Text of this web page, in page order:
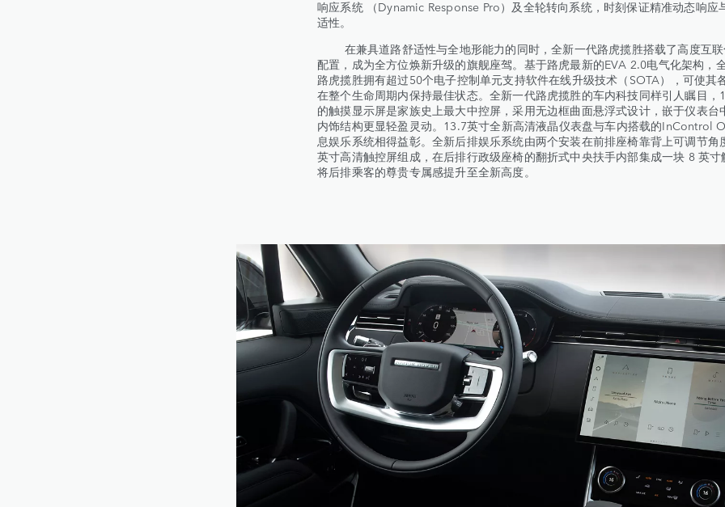
响应系统 （Dynamic Response Pro）及全轮转向系统，时刻保证精准动态响应
适性。
在兼具道路舒适性与全地形能力的同时，全新一代路虎揽胜搭载了高度互
配置，成为全方位焕新升级的旗舰座驾。基于路虎最新的EVA 2.0电气化架构，
路虎揽胜拥有超过50个电子控制单元支持软件在线升级技术（SOTA），可使其
在整个生命周期内保持最佳状态。全新一代路虎揽胜的车内科技同样引人瞩目，
的触摸显示屏是家族史上最大中控屏，采用无边框曲面悬浮式设计，嵌于仪表台
内饰结构更显轻盈灵动。13.7英寸全新高清液晶仪表盘与车内搭载的InControl
息娱乐系统相得益彰。全新后排娱乐系统由两个安装在前排座椅靠背上可调节角
英寸高清触控屏组成，在后排行政级座椅的翻折式中央扶手内部集成一块 8 英寸
将后排乘客的尊贵专属感提升至全新高度。